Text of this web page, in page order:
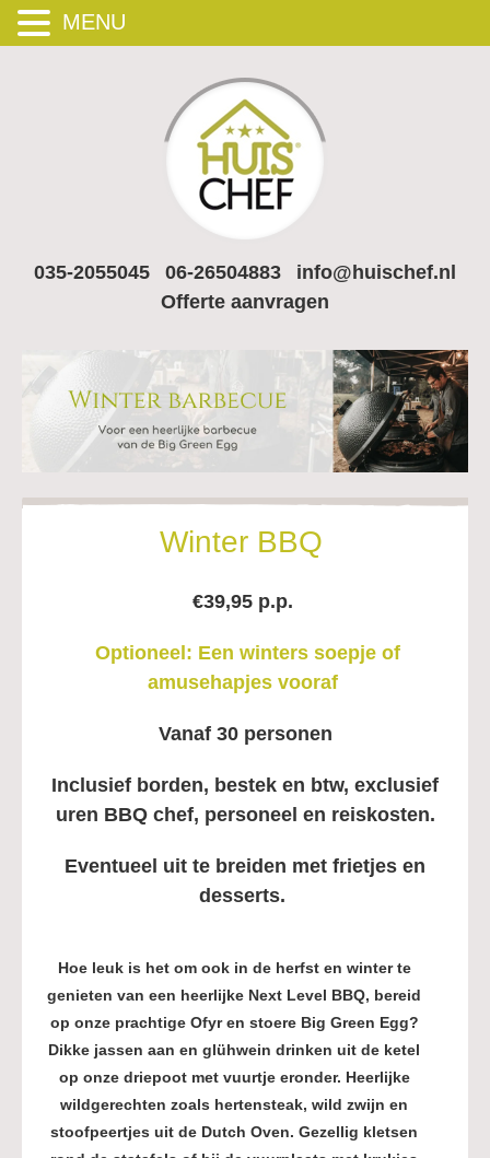
035-2055045 06-26504883
info@huischef.nl
Offerte aanvragen
Winter BBQ
€39,95 p.p.
Optioneel: Een winters soepje of
amusehapjes vooraf
Vanaf 30 personen
Inclusief borden, bestek en btw, exclusief
uren BBQ chef, personeel en reiskosten.
Eventueel uit te breiden met frietjes en
desserts.
Hoe leuk is het om ook in de herfst en winter te
genieten van een heerlijke Next Level BBQ, bereid
op onze prachtige Ofyr en stoere Big Green Egg?
Dikke jassen aan en glühwein drinken uit de ketel
op onze driepoot met vuurtje eronder. Heerlijke
wildgerechten zoals hertensteak, wild zwijn en
stoofpeertjes uit de Dutch Oven. Gezellig kletsen
MENU